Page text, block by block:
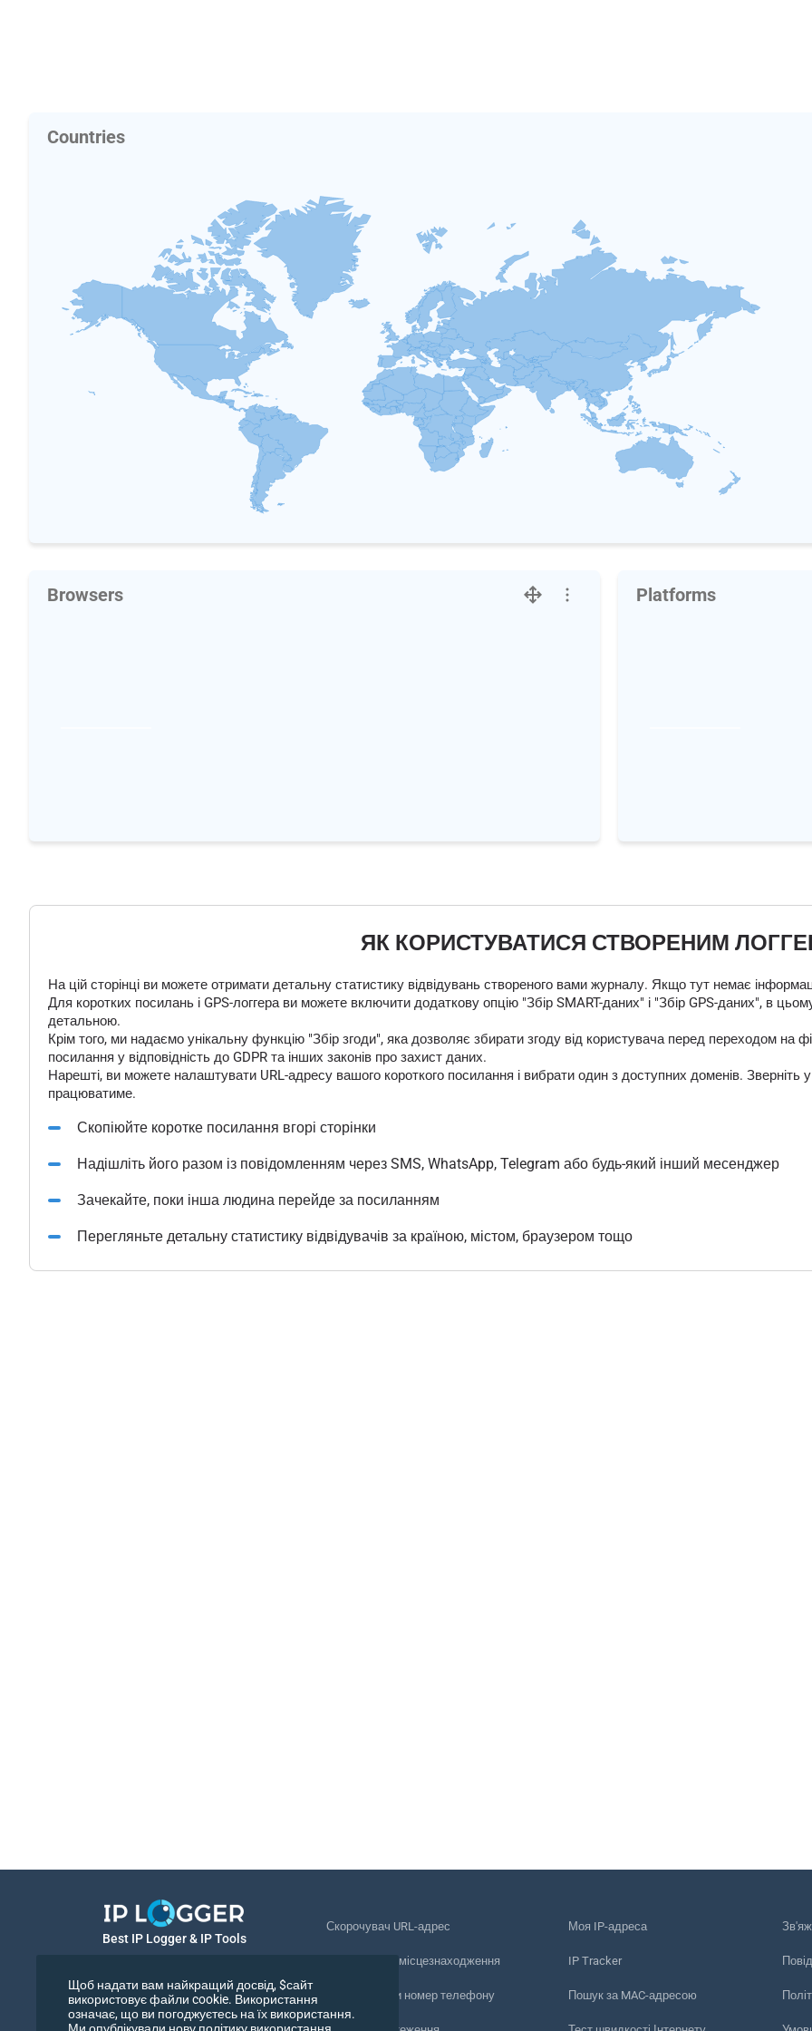
Countries
Browsers Platforms
ЯК КОРИСТУВАТИСЯ СТВОРЕНИМ
На цій сторінці ви можете отримати детальну статистику відвідувань створеного вами журналу. Якщо тут немає
Для коротких посилань і GPS-логгера ви можете включити додаткову опцію "Збір SMART-даних" і "Збір GPS-даних", в
детальною.
Крім того, ми надаємо унікальну функцію "Збір згоди", яка дозволяє збирати згоду від користувача перед переходом
посилання у відповідність до GDPR та інших законів про захист даних.
Нарешті, ви можете налаштувати URL-адресу вашого короткого посилання і вибрати один з доступних доменів. Зверніть
працюватиме.
Скопіюйте коротке посилання вгорі сторінки
Надішліть його разом із повідомленням через SMS, WhatsApp, Telegram або будь-який інший месенджер
Зачекайте, поки інша людина перейде за посиланням
Перегляньте детальну статистику відвідувачів за країною, містом, браузером тощо
Best IP Logger & IP Tools
Українська
Українська
Скорочувач URL-адрес
Відстеження місцезнаходження
Відстежувати номер телефону
Моя IP-адреса
IP Tracker
Пошук за MAC-адресою
Щоб надати вам найкращий досвід, $сайт
використовує файли cookie. Використання
означає, що ви погоджуєтесь на їх використання.